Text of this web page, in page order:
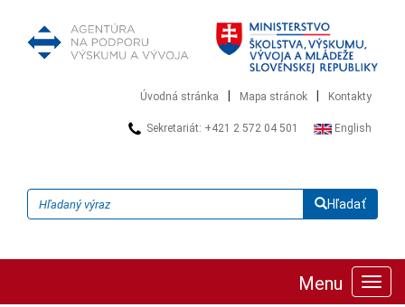
Úvodná stránka Mapa stránok Kontakty
Sekretariát: +421 2 572 04 501 English
Hľadať
Menu